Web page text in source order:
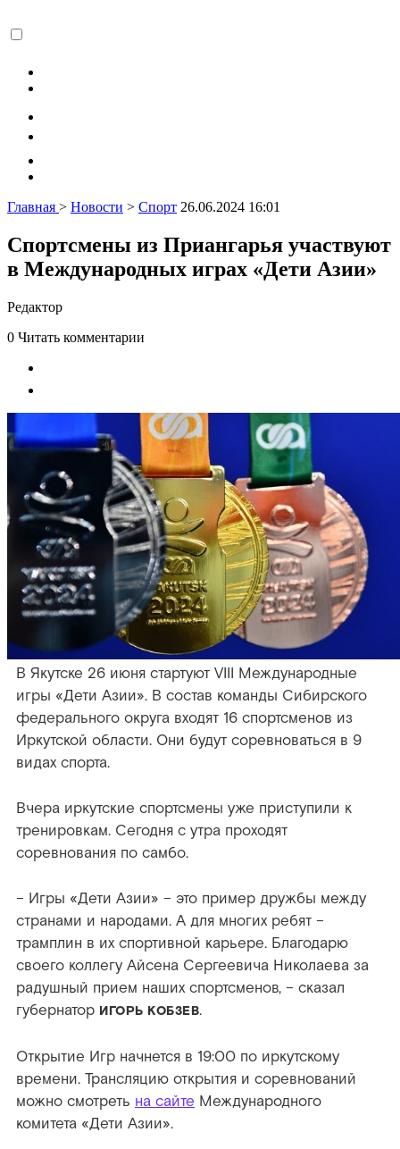
Главная > Новости > Спорт 26.06.2024 16:01
Спортсмены из Приангарья участвуют
в Международных играх «Дети Азии»
Редактор
0 Читать комментарии
В Якутске 26 июня стартуют VIII Международные
игры «Дети Азии». В состав команды Сибирского
федерального округа входят 16 спортсменов из
Иркутской области. Они будут соревноваться в 9
видах спорта.
Вчера иркутские спортсмены уже приступили к
тренировкам. Сегодня с утра проходят
соревнования по самбо.
– Игры «Дети Азии» – это пример дружбы между
странами и народами. А для многих ребят –
трамплин в их спортивной карьере. Благодарю
своего коллегу Айсена Сергеевича Николаева за
радушный прием наших спортсменов, – сказал
губернатор ИГОРЬ КОБЗЕВ.
Открытие Игр начнется в 19:00 по иркутскому
времени. Трансляцию открытия и соревнований
можно смотреть на сайте Международного
комитета «Дети Азии».